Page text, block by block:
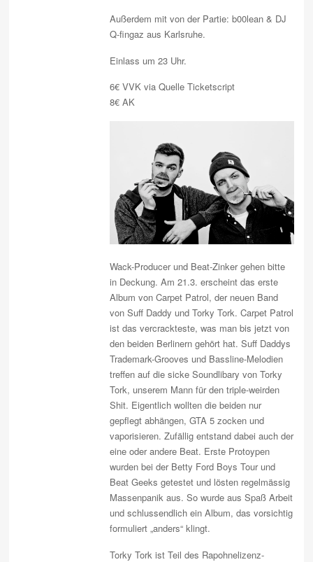
Außerdem mit von der Partie: b00lean & DJ
Q-fingaz aus Karlsruhe.
Einlass um 23 Uhr.
6€ VVK viaQuelleTicketscript
8€ AK
Wack-Producer und Beat-Zinker gehen bitte
in Deckung. Am 21.3. erscheint das erste
Album von Carpet Patrol, der neuen Band
von Suff Daddy und Torky Tork. Carpet Patrol
ist das vercrackteste, was man bis jetzt von
den beiden Berlinern gehört hat. Suff Daddys
Trademark-Grooves und Bassline-Melodien
treffen auf die sicke Soundlibary von Torky
Tork, unserem Mann für den triple-weirden
Shit. Eigentlich wollten die beiden nur
gepflegt abhängen, GTA 5 zocken und
vaporisieren. Zufällig entstand dabei auch der
eine oder andere Beat. Erste Protoypen
wurden bei der Betty Ford Boys Tour und
Beat Geeks getestet und lösten regelmässig
Massenpanik aus. So wurde aus Spaß Arbeit
und schlussendlich ein Album, das vorsichtig
formuliert „anders“ klingt.
Torky Tork ist Teil des Rapohnelizenz-